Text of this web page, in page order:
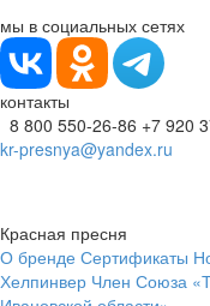
мы в социальных сетях
контакты
8 800 550-26-86 +7 920
kr-presnya@yandex.ru
Красная пресня
О бренде Сертификаты
Хелпинвер Член Союза